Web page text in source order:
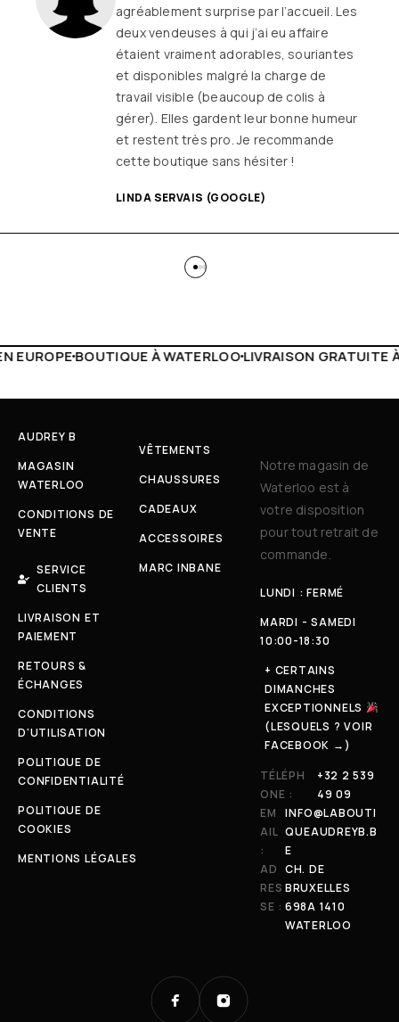
agréablement surprise par l’accueil. Les
deux vendeuses à qui j’ai eu affaire
étaient vraiment adorables, souriantes
et disponibles malgré la charge de
travail visible (beaucoup de colis à
gérer). Elles gardent leur bonne humeur
et restent très pro. Je recommande
cette boutique sans hésiter !
LINDA SERVAIS (GOOGLE)
LIVRAISON GRATUITE À PARTIR DE 150€LIVE
AUDREY B
MAGASIN
WATERLOO
CONDITIONS DE
VENTE
SERVICE
CLIENTS
LIVRAISON ET
PAIEMENT
RETOURS &
ÉCHANGES
CONDITIONS
D'UTILISATION
POLITIQUE DE
CONFIDENTIALITÉ
POLITIQUE DE
COOKIES
MENTIONS LÉGALES
VÊTEMENTS
CHAUSSURES
CADEAUX
ACCESSOIRES
MARC INBANE
Notre magasin de
Waterloo est à
votre disposition
pour tout retrait de
commande.
LUNDI : FERMÉ
MARDI - SAMEDI
10:00-18:30
+ CERTAINS
DIMANCHES
EXCEPTIONNELS
(LESQUELS ? VOIR
FACEBOOK →)
TÉLÉPH
ONE :
+32 2 539
49 09
EM
AIL
:
INFO@LABOUTI
QUEAUDREYB.B
E
AD
RES
SE :
CH. DE
BRUXELLES
698A 1410
WATERLOO